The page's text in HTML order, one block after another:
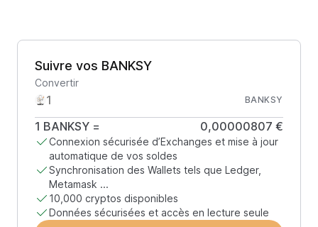
Suivre vos BANKSY
Convertir
BANKSY
1 BANKSY = 0,00000807 €
Connexion sécurisée d’Exchanges et mise à jour
automatique de vos soldes
Synchronisation des Wallets tels que Ledger,
Metamask ...
10,000 cryptos disponibles
Données sécurisées et accès en lecture seule